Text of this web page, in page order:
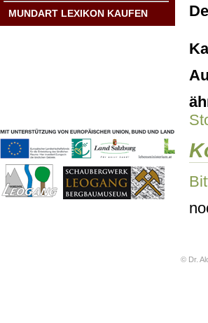
MUNDART LEXIKON KAUFEN
© Dr.